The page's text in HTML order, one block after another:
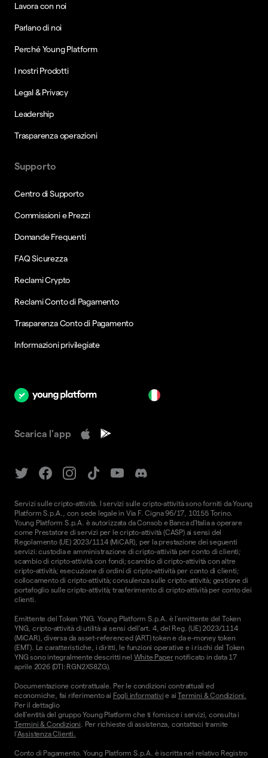
Lavora con noi
Parlano di noi
Perché Young Platform
I nostri Prodotti
Legal & Privacy
Leadership
Trasparenza operazioni
Supporto
Centro di Supporto
Commissioni e Prezzi
Domande Frequenti
FAQ Sicurezza
Reclami Crypto
Reclami Conto di Pagamento
Trasparenza Conto di Pagamento
Informazioni privilegiate
Scarica l'app
Servizi sulle cripto-attività. I servizi sulle cripto-attività sono forniti da Young
Platform S.p.A., con sede legale in Via F. Cigna 96/17, 10155 Torino.
Young Platform S.p.A. è autorizzata da Consob e Banca d'Italia a operare
come Prestatore di servizi per le cripto-attività (CASP) ai sensi del
Regolamento (UE) 2023/1114 (MiCAR), per la prestazione dei seguenti
servizi: custodia e amministrazione di cripto-attività per conto di clienti;
scambio di cripto-attività con fondi; scambio di cripto-attività con altre
cripto-attività; esecuzione di ordini di cripto-attività per conto di clienti;
collocamento di cripto-attività; consulenza sulle cripto-attività; gestione di
portafoglio sulle cripto-attività; trasferimento di cripto-attività per conto dei
clienti.
Emittente del Token YNG. Young Platform S.p.A. è l'emittente del Token
YNG, cripto-attività di utilità ai sensi dell'art. 4, del Reg. (UE) 2023/1114
(MiCAR), diversa da asset-referenced (ART) token e da e-money token
(EMT). Le caratteristiche, i diritti, le funzioni operative e i rischi del Token
YNG sono integralmente descritti nel White Papernotificato in data 17
aprile 2026 (DTI: RGN2XS8ZG).
Documentazione contrattuale. Per le condizioni contrattuali ed
economiche, fai riferimento ai Fogli informativi e aiTermini & Condizioni.
Per il dettaglio
dell'entità del gruppo Young Platform che ti fornisce i servizi, consulta i
Termini & Condizioni. Per richieste di assistenza, contattaci tramite
l'Assistenza Clienti.
Conto di Pagamento. Young Platform S.p.A. è iscritta nel relativo Registro